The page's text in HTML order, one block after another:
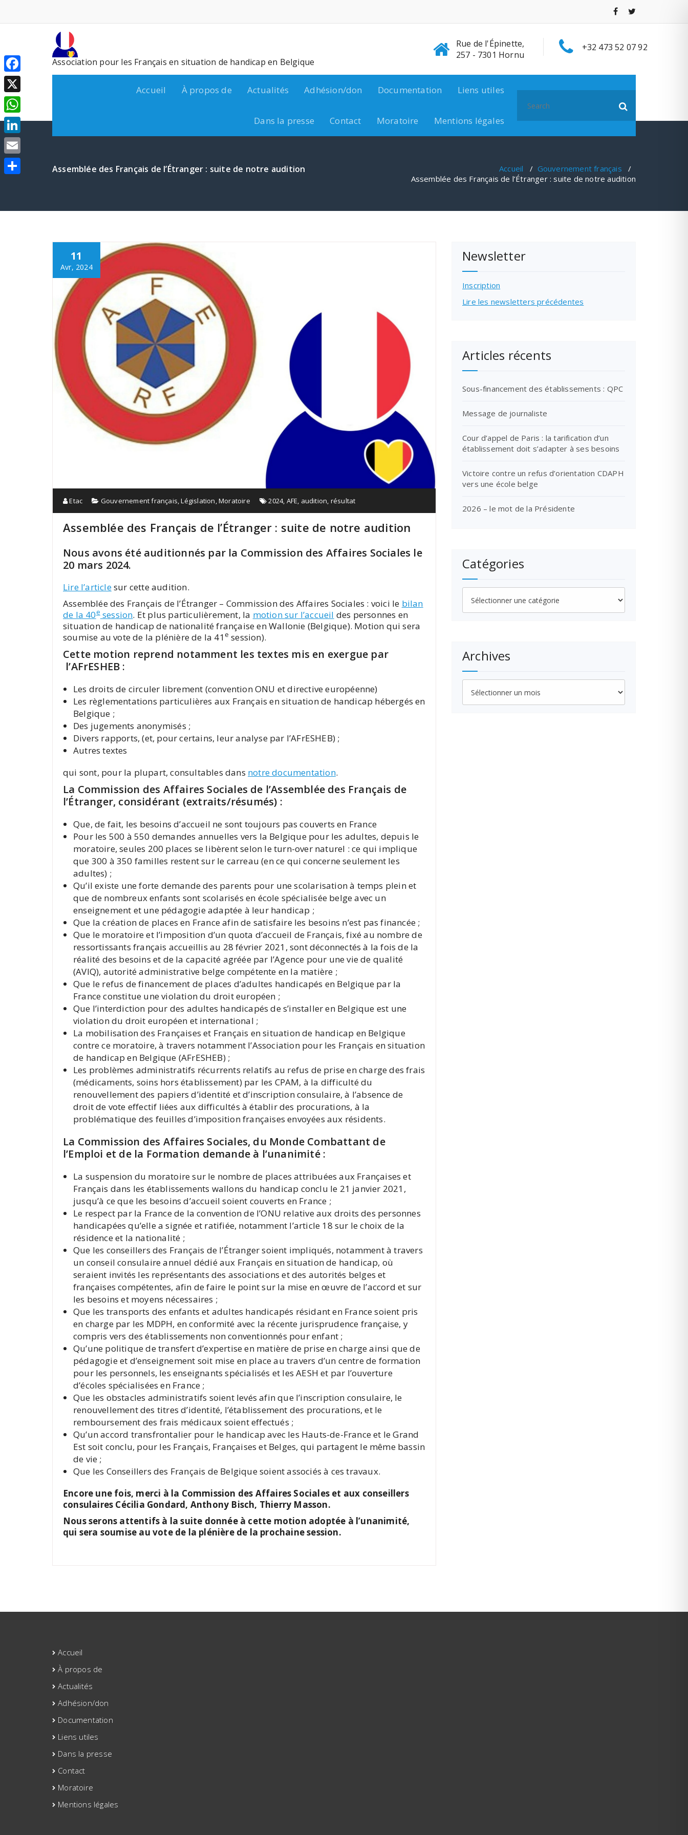
contenu
Association pour les Français en situation de handicap en Belgique
Rue de l'Épinette,
257 - 7301 Hornu
+32 473 52 07 92
Accueil À propos de Actualités Adhésion/don Documentation Liens utiles
Dans la presse Contact Moratoire Mentions légales
for:
Assemblée des Français de l’Étranger : suite de notre audition Accueil / Gouvernement français /
Assemblée des Français de l’Étranger : suite de notre audition
11
Avr, 2024
Etac Gouvernement français,Législation,Moratoire 2024, AFE, audition, résultat
Assemblée des Français de l’Étranger : suite de notre audition
Nous avons été auditionnés par la Commission des Affaires Sociales le
20 mars 2024.
Lire l’articlesur cette audition.
Assemblée des Français de l’Étranger – Commission des Affaires Sociales : voici le bilan
de la 40esession. Et plus particulièrement, la motion sur l’accueil des personnes en
situation de handicap de nationalité française en Wallonie (Belgique). Motion qui sera
soumise au vote de la plénière de la 41 e session).
Cette motion reprend notamment les textes mis en exergue par
l’AFrESHEB :
Les droits de circuler librement (convention ONU et directive européenne)
Les règlementations particulières aux Français en situation de handicap hébergés en
Belgique ;
Des jugements anonymisés ;
Divers rapports, (et, pour certains, leur analyse par l’AFrESHEB) ;
Autres textes
qui sont, pour la plupart, consultables dans notre documentation.
La Commission des Affaires Sociales de l’Assemblée des Français de
l’Étranger, considérant (extraits/résumés) :
Que, de fait, les besoins d’accueil ne sont toujours pas couverts en France
Pour les 500 à 550 demandes annuelles vers la Belgique pour les adultes, depuis le
moratoire, seules 200 places se libèrent selon le turn-over naturel : ce qui implique
que 300 à 350 familles restent sur le carreau (en ce qui concerne seulement les
adultes) ;
Qu’il existe une forte demande des parents pour une scolarisation à temps plein et
que de nombreux enfants sont scolarisés en école spécialisée belge avec un
enseignement et une pédagogie adaptée à leur handicap ;
Que la création de places en France afin de satisfaire les besoins n’est pas financée ;
Que le moratoire et l’imposition d’un quota d’accueil de Français, fixé au nombre de
ressortissants français accueillis au 28 février 2021, sont déconnectés à la fois de la
réalité des besoins et de la capacité agréée par l’Agence pour une vie de qualité
(AVIQ), autorité administrative belge compétente en la matière ;
Que le refus de financement de places d’adultes handicapés en Belgique par la
France constitue une violation du droit européen ;
Que l’interdiction pour des adultes handicapés de s’installer en Belgique est une
violation du droit européen et international ;
La mobilisation des Françaises et Français en situation de handicap en Belgique
contre ce moratoire, à travers notamment l’Association pour les Français en situation
de handicap en Belgique (AFrESHEB) ;
Les problèmes administratifs récurrents relatifs au refus de prise en charge des frais
(médicaments, soins hors établissement) par les CPAM, à la difficulté du
renouvellement des papiers d’identité et d’inscription consulaire, à l’absence de
droit de vote effectif liées aux difficultés à établir des procurations, à la
problématique des feuilles d’imposition françaises envoyées aux résidents.
La Commission des Affaires Sociales, du Monde Combattant de
l’Emploi et de la Formation demande à l’unanimité :
La suspension du moratoire sur le nombre de places attribuées aux Françaises et
Français dans les établissements wallons du handicap conclu le 21 janvier 2021,
jusqu’à ce que les besoins d’accueil soient couverts en France ;
Le respect par la France de la convention de l’ONU relative aux droits des personnes
handicapées qu’elle a signée et ratifiée, notamment l’article 18 sur le choix de la
résidence et la nationalité ;
Que les conseillers des Français de l’Étranger soient impliqués, notamment à travers
un conseil consulaire annuel dédié aux Français en situation de handicap, où
seraient invités les représentants des associations et des autorités belges et
françaises compétentes, afin de faire le point sur la mise en œuvre de l’accord et sur
les besoins et moyens nécessaires ;
Que les transports des enfants et adultes handicapés résidant en France soient pris
en charge par les MDPH, en conformité avec la récente jurisprudence française, y
compris vers des établissements non conventionnés pour enfant ;
Qu’une politique de transfert d’expertise en matière de prise en charge ainsi que de
pédagogie et d’enseignement soit mise en place au travers d’un centre de formation
pour les personnels, les enseignants spécialisés et les AESH et par l’ouverture
d’écoles spécialisées en France ;
Que les obstacles administratifs soient levés afin que l’inscription consulaire, le
renouvellement des titres d’identité, l’établissement des procurations, et le
remboursement des frais médicaux soient effectués ;
Qu’un accord transfrontalier pour le handicap avec les Hauts-de-France et le Grand
Est soit conclu, pour les Français, Françaises et Belges, qui partagent le même bassin
de vie ;
Que les Conseillers des Français de Belgique soient associés à ces travaux.
Encore une fois, merci à la Commission des Affaires Sociales et aux conseillers
consulaires Cécilia Gondard, Anthony Bisch, Thierry Masson.
Nous serons attentifs à la suite donnée à cette motion adoptée à l’unanimité,
qui sera soumise au vote de la plénière de la prochaine session.
Newsletter
Inscription
Lire les newsletters précédentes
Articles récents
Sous-financement des établissements : QPC
Message de journaliste
Cour d’appel de Paris : la tarification d’un
établissement doit s’adapter à ses besoins
Victoire contre un refus d’orientation CDAPH
vers une école belge
2026 – le mot de la Présidente
Catégories
Archives
Accueil
À propos de
Actualités
Adhésion/don
Documentation
Liens utiles
Dans la presse
Contact
Moratoire
Mentions légales
Facebook
X
WhatsApp
LinkedIn
Email